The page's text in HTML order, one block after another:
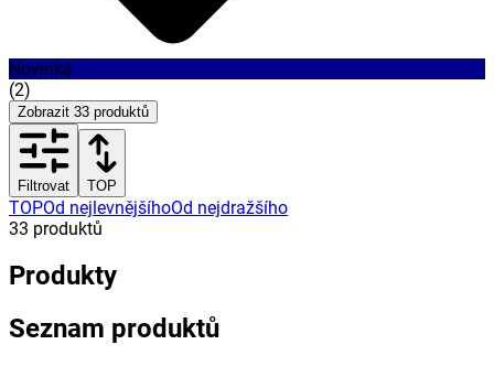
Novinka
(2)
Zobrazit 33 produktů
Filtrovat TOP
TOPOd nejlevnějšíhoOd nejdražšího
33 produktů
Produkty
Seznam produktů